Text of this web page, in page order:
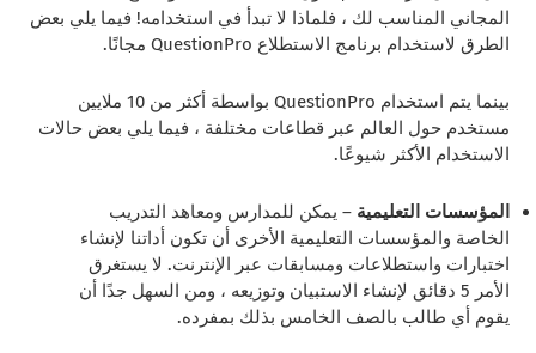
المجاني المناسب لك ، فلماذا لا تبدأ في استخدامه! فيما يلي بعض
الطرق لاستخدام برنامج الاستطلاع QuestionPro مجانًا.
بينما يتم استخدام QuestionPro بواسطة أكثر من 10 ملايين
مستخدم حول العالم عبر قطاعات مختلفة ، فيما يلي بعض حالات
الاستخدام الأكثر شيوعًا.
المؤسسات التعليمية – يمكن للمدارس ومعاهد التدريب
الخاصة والمؤسسات التعليمية الأخرى أن تكون أداتنا لإنشاء
اختبارات واستطلاعات ومسابقات عبر الإنترنت. لا يستغرق
الأمر 5 دقائق لإنشاء الاستبيان وتوزيعه ، ومن السهل جدًا أن
يقوم أي طالب بالصف الخامس بذلك بمفرده.